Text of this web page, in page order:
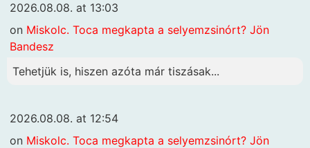
2026.08.08. at 13:03
on Miskolc. Toca megkapta a selyemzsinórt? Jön
Bandesz
Tehetjük is, hiszen azóta már tiszásak...
2026.08.08. at 12:54
on Miskolc. Toca megkapta a selyemzsinórt? Jön